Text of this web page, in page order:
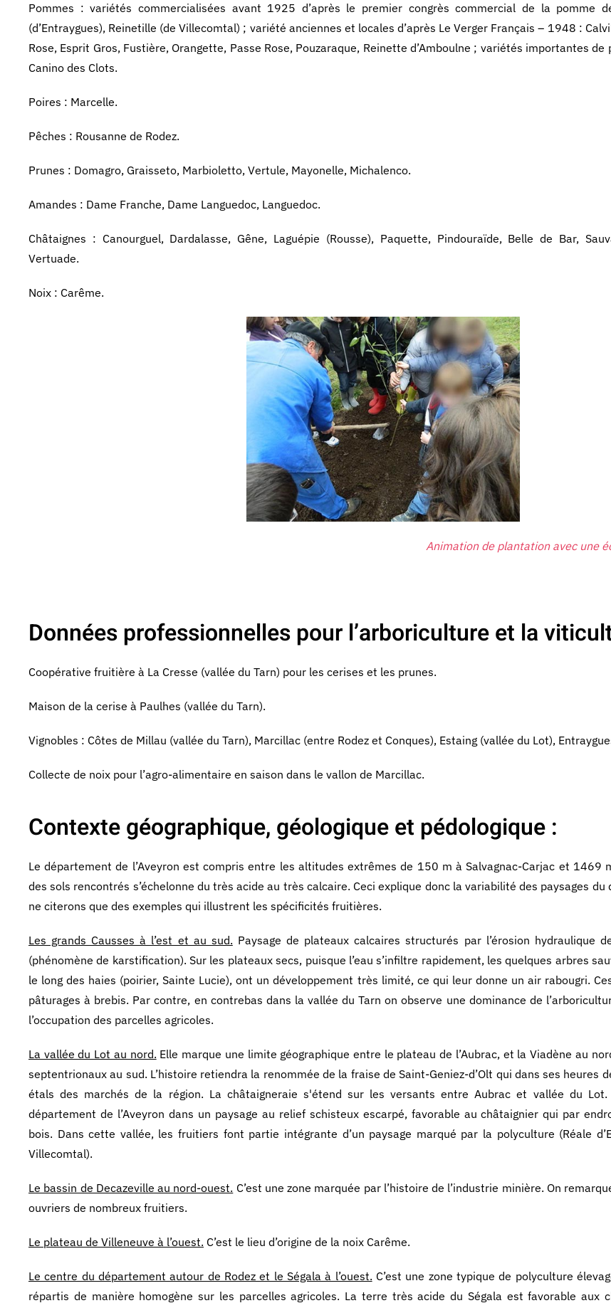
Pommes : variétés commercialisées avant 1925 d’après le premier congrès commercial de la pomme
(d’Entraygues), Reinetille (de Villecomtal) ; variété anciennes et locales d’après Le Verger Français – 1948 :
Rose, Esprit Gros, Fustière, Orangette, Passe Rose, Pouzaraque, Reinette d’Amboulne ; variétés importantes
Canino des Clots.
Poires : Marcelle.
Pêches : Rousanne de Rodez.
Prunes : Domagro, Graisseto, Marbioletto, Vertule, Mayonelle, Michalenco.
Amandes : Dame Franche, Dame Languedoc, Languedoc.
Châtaignes : Canourguel, Dardalasse, Gêne, Laguépie (Rousse), Paquette, Pindouraïde, Belle de Bar,
Vertuade.
Noix : Carême.
Animation de plantation avec une
Données professionnelles pour l’arboriculture et la
Coopérative fruitière à La Cresse (vallée du Tarn) pour les cerises et les prunes.
Maison de la cerise à Paulhes (vallée du Tarn).
Vignobles : Côtes de Millau (vallée du Tarn), Marcillac (entre Rodez et Conques), Estaing (vallée du Lot),
Collecte de noix pour l’agro-alimentaire en saison dans le vallon de Marcillac.
Contexte géographique, géologique et pédologique :
Le département de l’Aveyron est compris entre les altitudes extrêmes de 150 m à Salvagnac-Carjac et 1469
des sols rencontrés s’échelonne du très acide au très calcaire. Ceci explique donc la variabilité des paysages
ne citerons que des exemples qui illustrent les spécificités fruitières.
Les grands Causses à l’est et au sud. Paysage de plateaux calcaires structurés par l’érosion hydraulique
(phénomène de karstification). Sur les plateaux secs, puisque l’eau s’infiltre rapidement, les quelques arbres
le long des haies (poirier, Sainte Lucie), ont un développement très limité, ce qui leur donne un air rabougri.
pâturages à brebis. Par contre, en contrebas dans la vallée du Tarn on observe une dominance de
l’occupation des parcelles agricoles.
La vallée du Lot au nord. Elle marque une limite géographique entre le plateau de l’Aubrac, et la Viadène au
septentrionaux au sud. L’histoire retiendra la renommée de la fraise de Saint-Geniez-d’Olt qui dans ses heures
étals des marchés de la région. La châtaigneraie s'étend sur les versants entre Aubrac et vallée du
département de l’Aveyron dans un paysage au relief schisteux escarpé, favorable au châtaignier qui par
bois. Dans cette vallée, les fruitiers font partie intégrante d’un paysage marqué par la polyculture (Réale
Villecomtal).
Le bassin de Decazeville au nord-ouest. C’est une zone marquée par l’histoire de l’industrie minière. On
ouvriers de nombreux fruitiers.
Le plateau de Villeneuve à l’ouest. C’est le lieu d’origine de la noix Carême.
Le centre du département autour de Rodez et le Ségala à l’ouest. C’est une zone typique de polyculture
répartis de manière homogène sur les parcelles agricoles. La terre très acide du Ségala est favorable aux